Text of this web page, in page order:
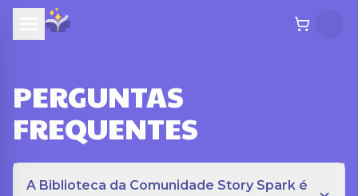
PERGUNTAS
FREQUENTES
A Biblioteca da Comunidade Story Spark é